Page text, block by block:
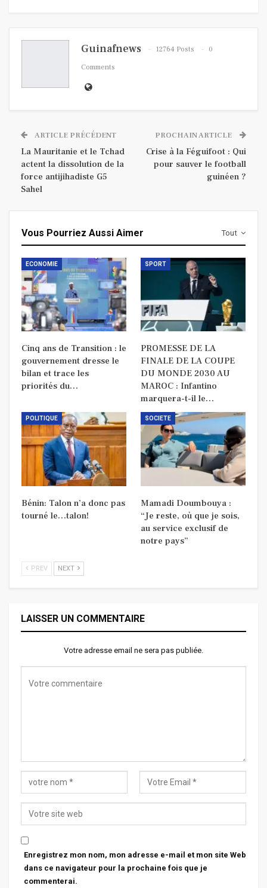
Guinafnews 12764 Posts
0
Comments
ARTICLE PRÉCÉDENT
La Mauritanie et le Tchad
actent la dissolution de la
force antijihadiste G5
Sahel
PROCHAIN ARTICLE
Crise à la Féguifoot : Qui
pour sauver le football
guinéen ?
Tout
Vous Pourriez Aussi Aimer
ECONOMIE
Cinq ans de Transition : le
gouvernement dresse le
bilan et trace les
priorités du…
SPORT
PROMESSE DE LA
FINALE DE LA COUPE
DU MONDE 2030 AU
MAROC : Infantino
marquera-t-il le…
POLITIQUE
Bénin: Talon n’a donc pas
tourné le…talon!
SOCIETE
Mamadi Doumbouya :
“Je reste, où que je sois,
au service exclusif de
notre pays”
PREV NEXT
LAISSER UN COMMENTAIRE
Votre adresse email ne sera pas publiée.
Enregistrez mon nom, mon adresse e-mail et mon site Web
dans ce navigateur pour la prochaine fois que je
commenterai.